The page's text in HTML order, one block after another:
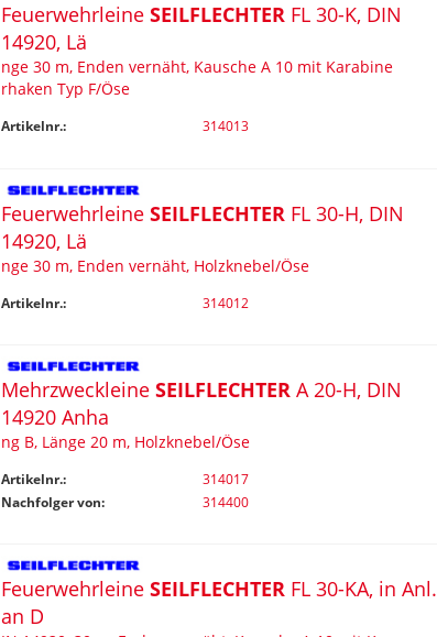
Feuerwehrleine SEILFLECHTERFL 30-K, DIN
14920, Lä
nge 30 m, Enden vernäht, Kausche A 10 mit Karabine
rhaken Typ F/Öse
Artikelnr.: 314013
Feuerwehrleine SEILFLECHTERFL 30-H, DIN
14920, Lä
nge 30 m, Enden vernäht, Holzknebel/Öse
Artikelnr.: 314012
Mehrzweckleine SEILFLECHTERA 20-H, DIN
14920 Anha
ng B, Länge 20 m, Holzknebel/Öse
Artikelnr.:
314017
Nachfolger von:
314400
Feuerwehrleine SEILFLECHTER FL 30-KA, in Anl.
an D